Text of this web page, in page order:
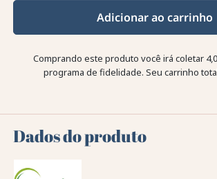
Adicionar ao carrinho
Comprando este produto você irá coletar
programa de fidelidade. Seu carrinho
Dados do produto